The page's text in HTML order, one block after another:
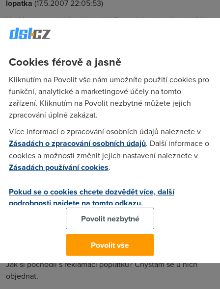
lopatka (17.5.2007 22:05:53)
Nedávno jsem si objednal adsl. Respektive dneska mi přišlo
první vyúčtování. To že si spletly a na adsl office mi
(cena pro první tři měsíce u adsl fun) to bych ještě přešel
(přecejen chyba se vloudí, a sami ji uznaly). Ale tohle jsem si
konkrétně objednal:
http://dancearena.xf.cz/adsl/formular.bmp a oni mi poslali že
chcou za modem 2095 a za instalaci 990 bez dph, měsíční
tarif nebudu řešit. Bohužel ale s těmi poplatky za modem a
cenou první měsíc mi řekly, že to trvalo do 31.3, jenže ve
formuláři na jejich stránkách je tahle možnots s těmihle
cenym stále. Tak jako newim na čí straně je pravda.
Bobromil
(18.5.2007 00:55:20)
Tak se jich zeptej kdy se byly naposledy vysrat a jestli
nemely v hovnech cervi
(24.5.2007 00:04:31)
Jak si pochodil s reklamací poplatků? Chystám se u nich
objednat.
Cookies férově a jasně
Kliknutím na Povolit vše nám umožníte použití cookies pro
funkční, analytické a marketingové účely na tomto
zařízení. Kliknutím na Povolit nezbytné můžete jejich
zpracování úplně zakázat.
Více informací o zpracování osobních údajů naleznete v
Zásadách o zpracování osobních údajů. Další informace o
cookies a možnosti změnit jejich nastavení naleznete v
Zásadách používání cookies.
Pokud se o cookies chcete dozvědět více, další
podrobnosti najdete na tomto odkazu.
Povolit nezbytné
Povolit vše